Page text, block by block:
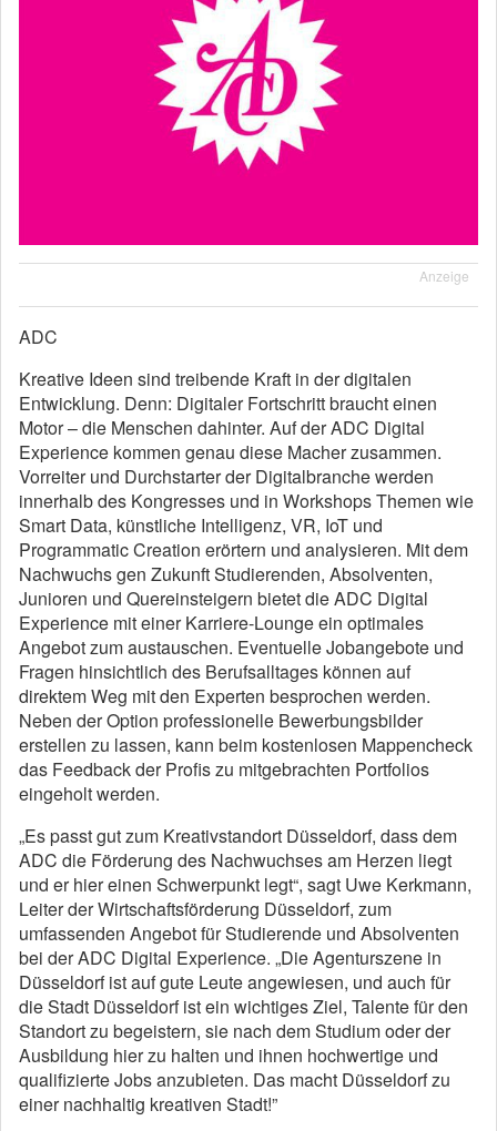
Anzeige
ADC
Kreative Ideen sind treibende Kraft in der digitalen
Entwicklung. Denn: Digitaler Fortschritt braucht einen
Motor – die Menschen dahinter. Auf der ADC Digital
Experience kommen genau diese Macher zusammen.
Vorreiter und Durchstarter der Digitalbranche werden
innerhalb des Kongresses und in Workshops Themen wie
Smart Data, künstliche Intelligenz, VR, IoT und
Programmatic Creation erörtern und analysieren. Mit dem
Nachwuchs gen Zukunft Studierenden, Absolventen,
Junioren und Quereinsteigern bietet die ADC Digital
Experience mit einer Karriere-Lounge ein optimales
Angebot zum austauschen. Eventuelle Jobangebote und
Fragen hinsichtlich des Berufsalltages können auf
direktem Weg mit den Experten besprochen werden.
Neben der Option professionelle Bewerbungsbilder
erstellen zu lassen, kann beim kostenlosen Mappencheck
das Feedback der Profis zu mitgebrachten Portfolios
eingeholt werden.
„Es passt gut zum Kreativstandort Düsseldorf, dass dem
ADC die Förderung des Nachwuchses am Herzen liegt
und er hier einen Schwerpunkt legt“, sagt Uwe Kerkmann,
Leiter der Wirtschaftsförderung Düsseldorf, zum
umfassenden Angebot für Studierende und Absolventen
bei der ADC Digital Experience. „Die Agenturszene in
Düsseldorf ist auf gute Leute angewiesen, und auch für
die Stadt Düsseldorf ist ein wichtiges Ziel, Talente für den
Standort zu begeistern, sie nach dem Studium oder der
Ausbildung hier zu halten und ihnen hochwertige und
qualifizierte Jobs anzubieten. Das macht Düsseldorf zu
einer nachhaltig kreativen Stadt!”